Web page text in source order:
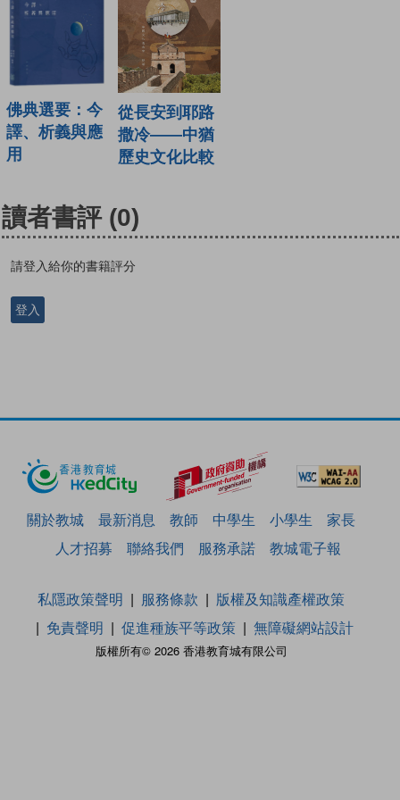
佛典選要：今
譯、析義與應
用
從長安到耶路
撒冷——中猶
歷史文化比較
讀者書評 (0)
請登入給你的書籍評分
登入
關於教城 最新消息 教師 中學生 小學生
家長
人才招募
聯絡我們 服務承諾 教城電子報
版權所有© 2026 香港教育城有限公司
私隱政策聲明 服務條款
版權及知識產權政策
免責聲明
促進種族平等政策 無障礙網站設計